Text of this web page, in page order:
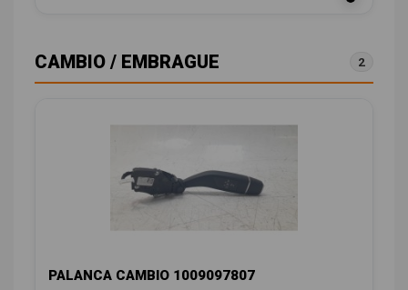
CAMBIO / EMBRAGUE 2
PALANCA CAMBIO 1009097807